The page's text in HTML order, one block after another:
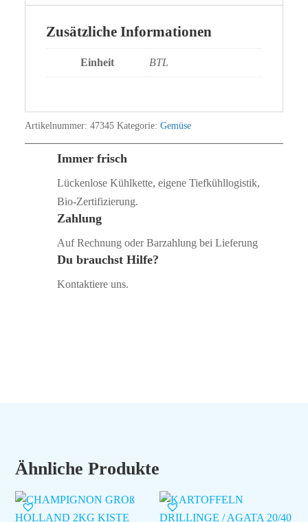
Zusätzliche Informationen
Einheit BTL
Artikelnummer: 47345 Kategorie: Gemüse
Immer frisch
Lückenlose Kühlkette, eigene Tiefkühllogistik,
Bio‑Zertifizierung.
Zahlung
Auf Rechnung oder Barzahlung bei Lieferung
Du brauchst Hilfe?
Kontaktiere uns.
Ähnliche Produkte